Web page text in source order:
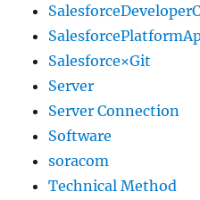
Salesforce×Git
Server
Server Connection
Software
soracom
Technical Method